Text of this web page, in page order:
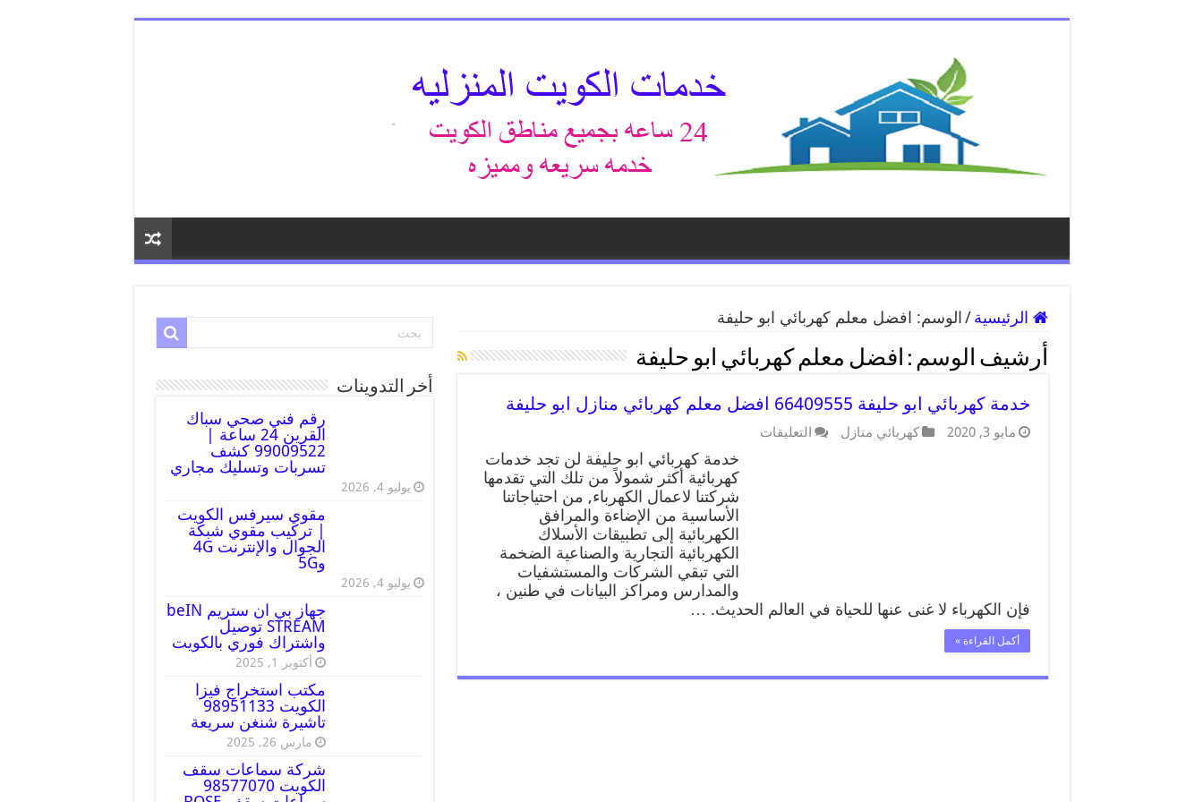
الرئيسية / الوسم: افضل معلم كهربائي ابو حليفة
أرشيف الوسم : افضل معلم كهربائي ابو حليفة
خدمة كهربائي ابو حليفة 66409555 افضل معلم كهربائي منازل ابو حليفة
مايو 3, 2020 كهربائي منازل التعليقات
خدمة كهربائي ابو حليفة لن تجد خدمات
كهربائية أكثر شمولاً من تلك التي تقدمها
شركتنا لاعمال الكهرباء, من احتياجاتنا
الأساسية من الإضاءة والمرافق
الكهربائية إلى تطبيقات الأسلاك
الكهربائية التجارية والصناعية الضخمة
التي تبقي الشركات والمستشفيات
والمدارس ومراكز البيانات في طنين ،
فإن الكهرباء لا غنى عنها للحياة في العالم الحديث. …
أكمل القراءة »
أخر التدوينات
رقم فني صحي سباك
القرين 24 ساعة |
99009522 كشف
تسربات وتسليك مجاري
يوليو 4, 2026
مقوي سيرفس الكويت
| تركيب مقوي شبكة
الجوال والإنترنت 4G
و5G
يوليو 4, 2026
جهاز بي ان ستريم beIN
STREAM توصيل
واشتراك فوري بالكويت
أكتوبر 1, 2025
مكتب استخراج فيزا
الكويت 98951133
تاشيرة شنغن سريعة
مارس 26, 2025
شركة سماعات سقف
الكويت 98577070